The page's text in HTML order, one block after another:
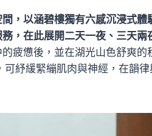
，以涵碧樓獨有六感沉浸式體
，在此展開二天一夜、三天兩
疲憊後，並在湖光山色舒爽的
紓緩緊繃肌肉與神經，在韻